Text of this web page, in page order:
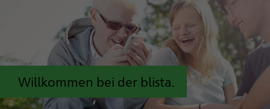
Willkommen bei der blista.